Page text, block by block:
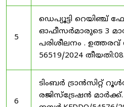
5
ഡെപ്യൂട്ടി റെയിഞ്ച്
ഓഫീസർമാരുടെ 3
പരിശീലനം . ഉത്തരവ്
56519/2024
6
ടിംബർ ട്രാൻസിറ്റ്
രജിസ്ട്രേഷൻ